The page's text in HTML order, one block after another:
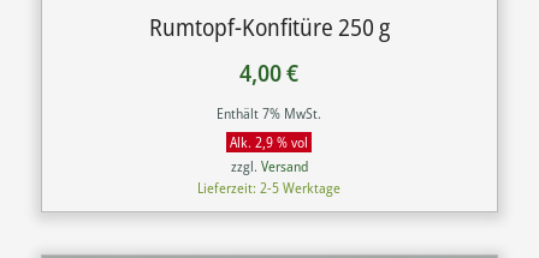
Rumtopf-Konfitüre 250 g
4,00€
Enthält 7% MwSt.
Alk. 2,9 % vol
zzgl. Versand
Lieferzeit: 2-5 Werktage